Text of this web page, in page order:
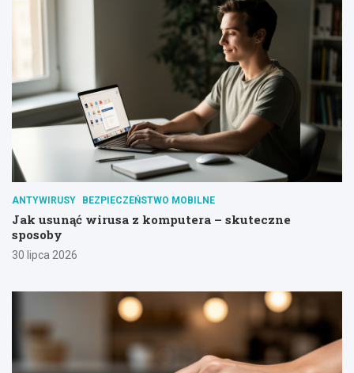
ANTYWIRUSY BEZPIECZEŃSTWO MOBILNE
Jak usunąć wirusa z komputera – skuteczne
sposoby
30 lipca 2026